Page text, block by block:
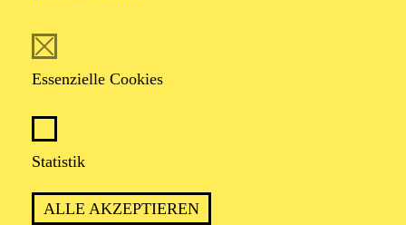
Essenzielle Cookies
Statistik
ALLE AKZEPTIEREN1 Stunde, keine Pause